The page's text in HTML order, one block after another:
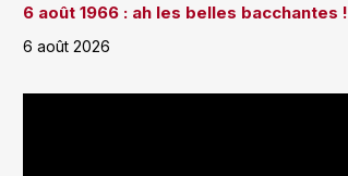
6 août 1966 : ah les belles bacchantes !
6 août 2026